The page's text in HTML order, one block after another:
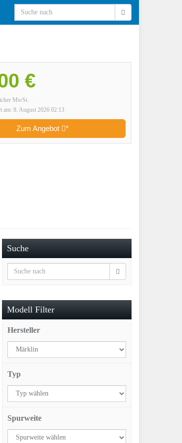
€
MwSt.
am: 8. August 2026 02:13
Zum Angebot *
Suche
Modell Filter
Hersteller
Typ
Spurweite